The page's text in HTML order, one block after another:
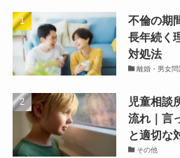
不倫の期
長年続く
対処法
離婚・男女問
児童相談
流れ｜言
と適切な
その他